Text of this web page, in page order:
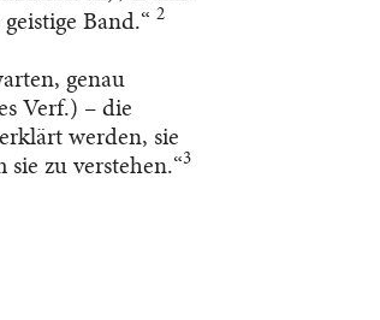
Band.“ 2
genau
Verf.) – die
werden, sie
zu verstehen.“3